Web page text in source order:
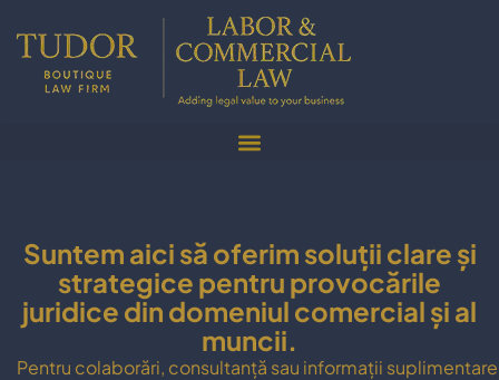
Suntem aici să oferim soluții clare și
strategice pentru provocările
juridice din domeniul comercial și al
muncii.
Pentru colaborări, consultanță sau informații